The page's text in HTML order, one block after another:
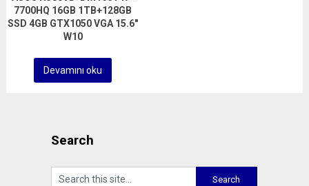
7700HQ 16GB 1TB+128GB
SSD 4GB GTX1050 VGA 15.6″
W10
Devamını oku
Search